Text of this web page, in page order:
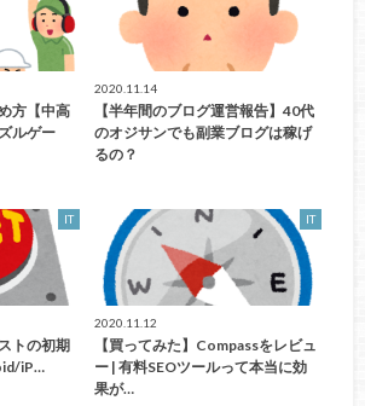
方【中高
ルゲー
2020.11.14
【半年間のブログ運営報告】40代
のオジサンでも副業ブログは稼げ
るの？
IT
トの初期
iP…
IT
2020.11.12
【買ってみた】Compassをレビュ
ー | 有料SEOツールって本当に効
果が…